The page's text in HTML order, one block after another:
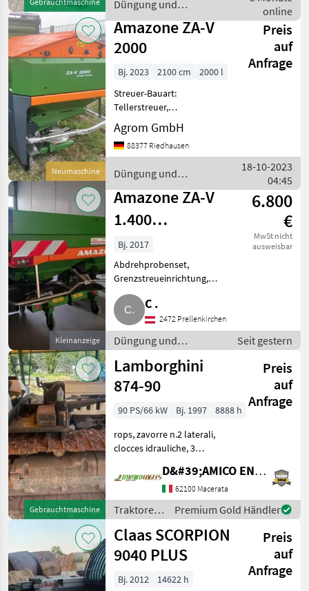
Streuschaufelsatz V-Set 2
(18-28m)
Düngung und
Beregnung / Amazone
online
Neumaschine
Amazone ZA-V
2000
Preis
auf
Anfrage
Bj. 2023 2100 cm
2000 l
Streuer-Bauart:
Tellerstreuer,
Grenzstreueinrichtung,
Streumengenverstellung 1,
0 Neumaschine
ZAV 2000 Profis Tronic
ISOBUS SERIEN ZA Super BA
Be
Agrom GmbH
88377 Riedhausen
Düngung und
Beregnung / Amazone
18-10-2023
04:45
Kleinanzeige
Amazone ZA-V
1.400
Mineraldüngerstreuer
6.800
€
MwSt nicht
ausweisbar
Bj. 2017
Abdrehprobenset,
Grenzstreueinrichtung,
Streumengenverstellung
Verkaufe komplett neuwertigen
Amazone ZA-V 1.400
Mineraldüngerstreuer mit
originalem Aufsatz. Der Streue
C .
2472 Prellenkirchen
Düngung und
Beregnung /
Mineraldüngerstreuer/Wiegestreuer
Seit gestern
Gebrauchtmaschine
Lamborghini
874-90
Preis
auf
Anfrage
90 PS/66 kW Bj. 1997
8888 h
rops, zavorre n.2 laterali,
clocces idrauliche, 3
maggiorati, soll. Meccanico
Traktoren Standard
Traktoren
D&#39;AMICO ENGLES SRL
62100 Macerata
Traktoren
/
Lamborghini
Premium Gold Händler
Claas SCORPION
9040 PLUS
Preis
auf
Anfrage
Bj. 2012
14622 h